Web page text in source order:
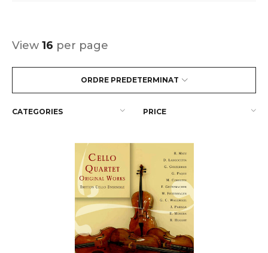
ORDRE PREDETERMINAT
View 16 per page
CATEGORIES PRICE